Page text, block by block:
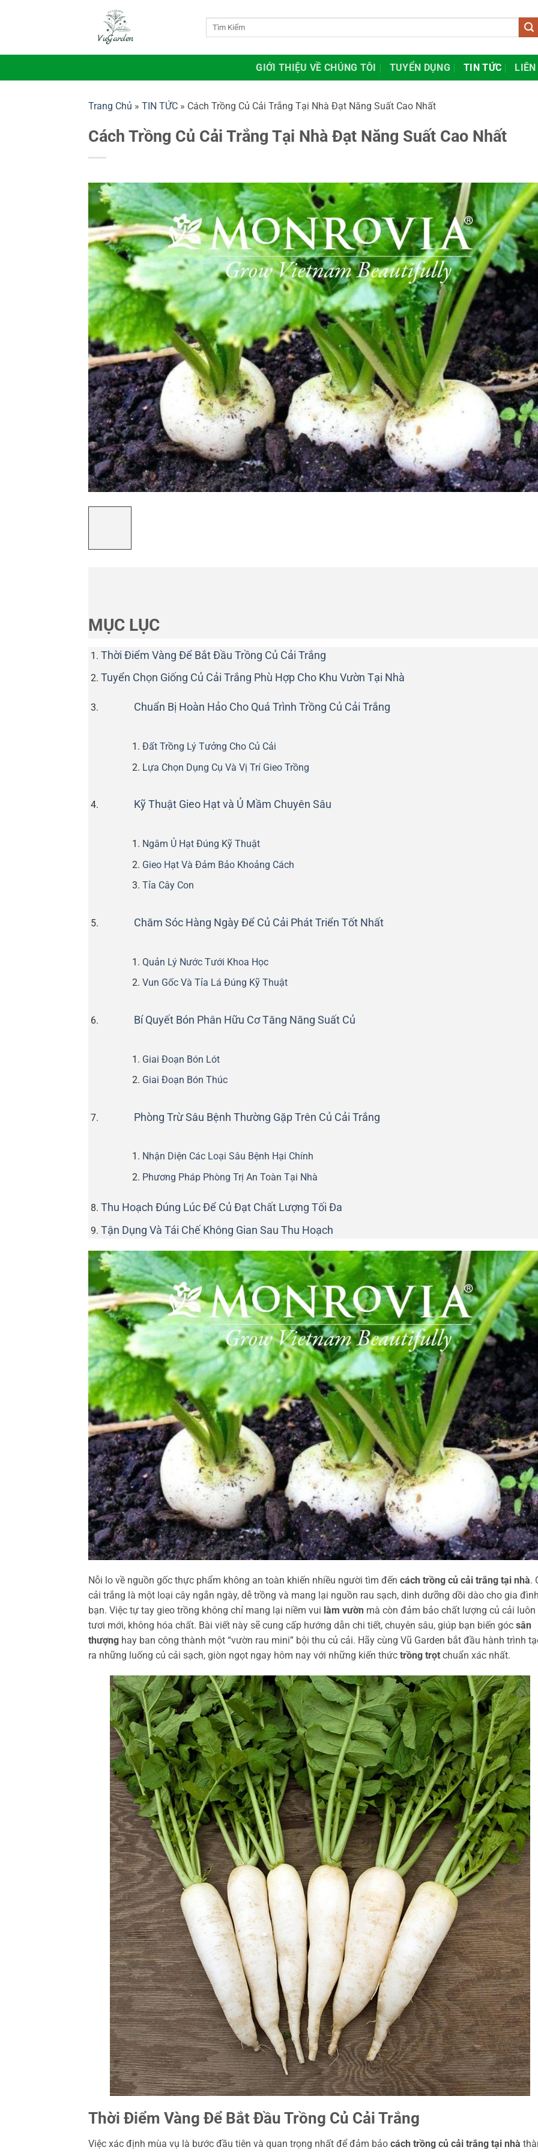
dung
GIỚI THIỆU VỀ CHÚNG TÔI TUYỂN DỤNG TIN TỨC LIÊN
Trang Chủ » TIN TỨC » Cách Trồng Củ Cải Trắng Tại Nhà Đạt Năng Suất Cao Nhất
Cách Trồng Củ Cải Trắng Tại Nhà Đạt Năng Suất Cao Nhất
MỤC LỤC
Thời Điểm Vàng Để Bắt Đầu Trồng Củ Cải Trắng
Tuyển Chọn Giống Củ Cải Trắng Phù Hợp Cho Khu Vườn Tại Nhà
Chuẩn Bị Hoàn Hảo Cho Quá Trình Trồng Củ Cải Trắng
Đất Trồng Lý Tưởng Cho Củ Cải
Lựa Chọn Dụng Cụ Và Vị Trí Gieo Trồng
Kỹ Thuật Gieo Hạt và Ủ Mầm Chuyên Sâu
Ngâm Ủ Hạt Đúng Kỹ Thuật
Gieo Hạt Và Đảm Bảo Khoảng Cách
Tỉa Cây Con
Chăm Sóc Hàng Ngày Để Củ Cải Phát Triển Tốt Nhất
Quản Lý Nước Tưới Khoa Học
Vun Gốc Và Tỉa Lá Đúng Kỹ Thuật
Bí Quyết Bón Phân Hữu Cơ Tăng Năng Suất Củ
Giai Đoạn Bón Lót
Giai Đoạn Bón Thúc
Phòng Trừ Sâu Bệnh Thường Gặp Trên Củ Cải Trắng
Nhận Diện Các Loại Sâu Bệnh Hại Chính
Phương Pháp Phòng Trị An Toàn Tại Nhà
Thu Hoạch Đúng Lúc Để Củ Đạt Chất Lượng Tối Đa
Tận Dụng Và Tái Chế Không Gian Sau Thu Hoạch
Nỗi lo về nguồn gốc thực phẩm không an toàn khiến nhiều người tìm đến cách trồng củ cải trắng tại nhà.
cải trắng là một loại cây ngắn ngày, dễ trồng và mang lại nguồn rau sạch, dinh dưỡng dồi dào cho gia
bạn. Việc tự tay gieo trồng không chỉ mang lại niềm vui làm vườn mà còn đảm bảo chất lượng củ cải luôn
tươi mới, không hóa chất. Bài viết này sẽ cung cấp hướng dẫn chi tiết, chuyên sâu, giúp bạn biến góc sân
thượng hay ban công thành một “vườn rau mini” bội thu củ cải. Hãy cùng Vũ Garden bắt đầu hành trình
ra những luống củ cải sạch, giòn ngọt ngay hôm nay với những kiến thức trồng trọt chuẩn xác nhất.
Thời Điểm Vàng Để Bắt Đầu Trồng Củ Cải Trắng
Việc xác định mùa vụ là bước đầu tiên và quan trọng nhất để đảm bảo cách trồng củ cải trắng tại nhà